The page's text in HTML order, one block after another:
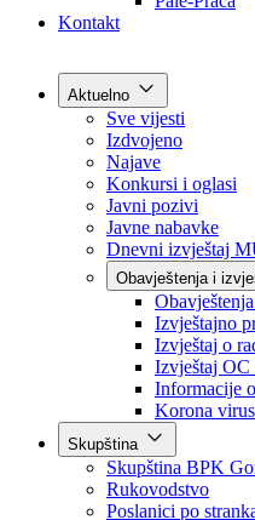
Kontakt
Aktuelno
Sve vijesti
Izdvojeno
Najave
Konkursi i oglasi
Javni pozivi
Javne nabavke
Dnevni izvještaj
Obavještenja i
Izvještajno
Izvještaj o
Izvještaj OC
Informacije
Korona virus
Skupština